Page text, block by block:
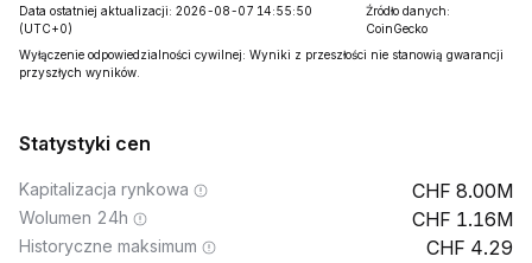
Data ostatniej aktualizacji: 2026-08-07 14:55:50
(UTC+0)
Źródło danych:
CoinGecko
Wyłączenie odpowiedzialności cywilnej: Wyniki z przeszłości nie stanowią gwarancji
przyszłych wyników.
Statystyki cen
Kapitalizacja rynkowa 8.00M
Wolumen 24h 1.16M
Historyczne maksimum 4.29